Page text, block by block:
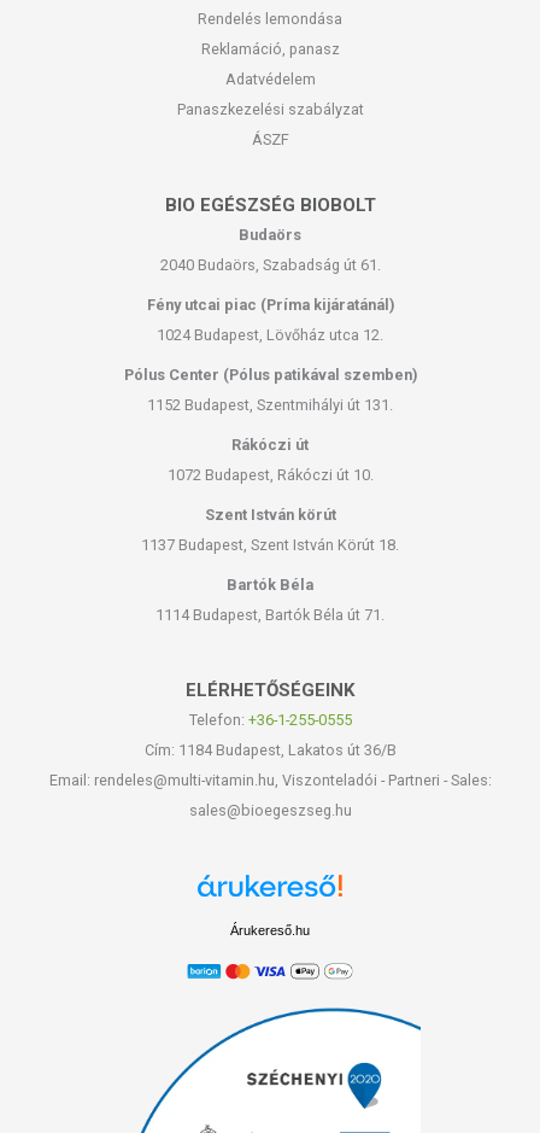
Rendelés lemondása
Reklamáció, panasz
Adatvédelem
Panaszkezelési szabályzat
ÁSZF
BIO EGÉSZSÉG BIOBOLT
Budaörs
2040 Budaörs, Szabadság út 61.
Fény utcai piac (Príma kijáratánál)
1024 Budapest, Lövőház utca 12.
Pólus Center (Pólus patikával szemben)
1152 Budapest, Szentmihályi út 131.
Rákóczi út
1072 Budapest, Rákóczi út 10.
Szent István körút
1137 Budapest, Szent István Körút 18.
Bartók Béla
1114 Budapest, Bartók Béla út 71.
ELÉRHETŐSÉGEINK
Telefon: +36-1-255-0555
Cím: 1184 Budapest, Lakatos út 36/B
Email: rendeles@multi-vitamin.hu, Viszonteladói - Partneri - Sales:
sales@bioegeszseg.hu
Árukereső.hu